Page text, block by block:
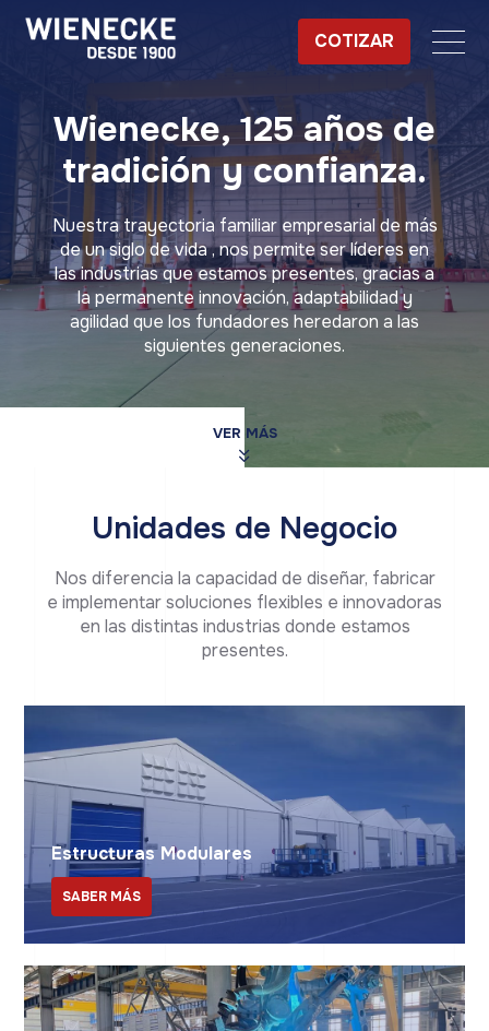
COTIZAR
Wienecke, 125 años de
tradición y confianza.
Nuestra trayectoria familiar empresarial de más
de un siglo de vida , nos permite ser líderes en
las industrias que estamos presentes, gracias a
la permanente innovación, adaptabilidad y
agilidad que los fundadores heredaron a las
siguientes generaciones.
VER MÁS
Unidades de Negocio
Nos diferencia la capacidad de diseñar, fabricar
e implementar soluciones flexibles e innovadoras
en las distintas industrias donde estamos
presentes.
Estructuras Modulares
SABER MÁS